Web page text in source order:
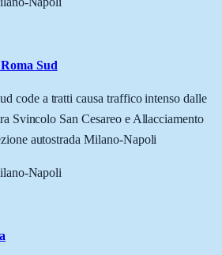
Sud
code a tratti causa traffico intenso dalle
Svincolo San Cesareo e Allacciamento
autostrada Milano-Napoli
Napoli